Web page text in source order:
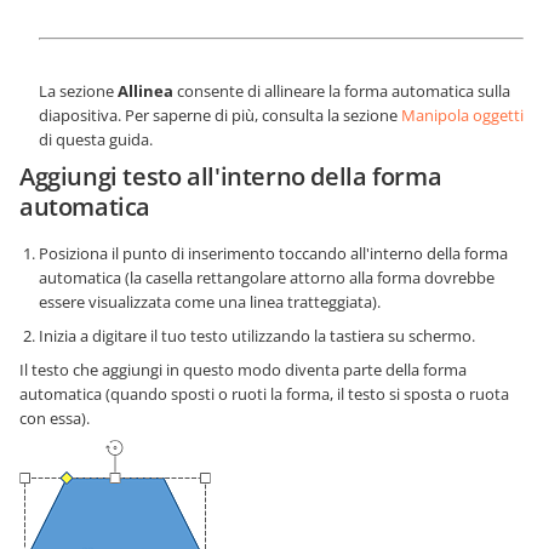
La sezioneAllinea consente di allineare la forma automatica sulla
diapositiva. Per saperne di più, consulta la sezione Manipola oggetti
di questa guida.
Aggiungi testo all'interno della forma
automatica
Posiziona il punto di inserimento toccando all'interno della forma
automatica (la casella rettangolare attorno alla forma dovrebbe
essere visualizzata come una linea tratteggiata).
Inizia a digitare il tuo testo utilizzando la tastiera su schermo.
Il testo che aggiungi in questo modo diventa parte della forma
automatica (quando sposti o ruoti la forma, il testo si sposta o ruota
con essa).